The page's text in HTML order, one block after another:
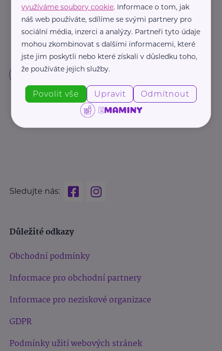
Sledujte nás:
Důležité odkazy
Obchodní podmínky
Informace pro obchodní partnery
Informace pro neziskové organizace
GDPR
Podmínky užití webových stránek
využíváme soubory cookie. Informace o tom, jak
náš web používáte, sdílíme se svými partnery pro
sociální média, inzerci a analýzy. Partneři tyto údaje
mohou zkombinovat s dalšími informacemi, které
jste jim poskytli nebo které získali v důsledku toho,
že používáte jejich služby.
Povolit vše Upravit Odmítnout